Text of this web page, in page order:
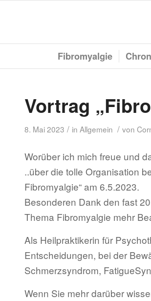
Fibromyalgie
Vortrag
8. Mai 2023 / in Allgemein / von
Worüber ich mich freue und
..über die tolle Organisation
Fibromyalgie“ am 6.5.2023.
Besonderen Dank den fast
Thema Fibromyalgie mehr
Als Heilpraktikerin für
Entscheidungen, bei der
Schmerzsyndrom,
Wenn Sie mehr darüber